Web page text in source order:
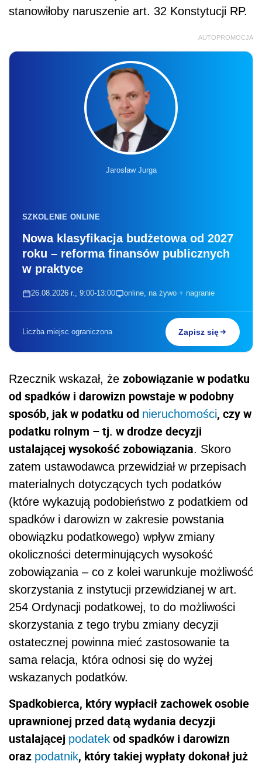
stanowiłoby naruszenie art. 32 Konstytucji RP.
AUTOPROMOCJA
Jarosław Jurga
SZKOLENIE ONLINE
Nowa klasyfikacja budżetowa od 2027
roku – reforma finansów publicznych
w praktyce
26.08.2026 r., 9:00-13:00 online, na żywo + nagranie
Liczba miejsc ograniczona Zapisz się
Rzecznik wskazał, że zobowiązanie w podatku
od spadków i darowizn powstaje w podobny
sposób, jak w podatku od nieruchomości, czy w
podatku rolnym – tj. w drodze decyzji
ustalającej wysokość zobowiązania. Skoro
zatem ustawodawca przewidział w przepisach
materialnych dotyczących tych podatków
(które wykazują podobieństwo z podatkiem od
spadków i darowizn w zakresie powstania
obowiązku podatkowego) wpływ zmiany
okoliczności determinujących wysokość
zobowiązania – co z kolei warunkuje możliwość
skorzystania z instytucji przewidzianej w art.
254 Ordynacji podatkowej, to do możliwości
skorzystania z tego trybu zmiany decyzji
ostatecznej powinna mieć zastosowanie ta
sama relacja, która odnosi się do wyżej
wskazanych podatków.
Spadkobierca, który wypłacił zachowek osobie
uprawnionej przed datą wydania decyzji
ustalającej podatek od spadków i darowizn
oraz podatnik, który takiej wypłaty dokonał już